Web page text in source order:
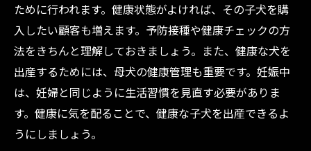
ために行われます。健康状態がよければ、その子犬を購
入したい顧客も増えます。予防接種や健康チェックの方
法をきちんと理解しておきましょう。また、健康な犬を
出産するためには、母犬の健康管理も重要です。妊娠中
は、妊婦と同じように生活習慣を見直す必要がありま
す。健康に気を配ることで、健康な子犬を出産できるよ
うにしましょう。